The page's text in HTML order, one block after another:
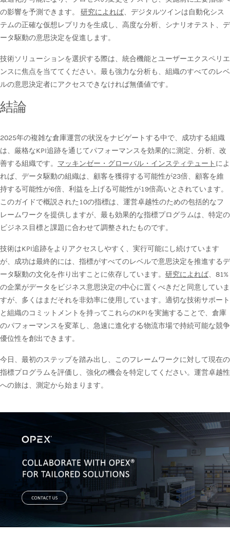
の影響を予測できます。 研究によれば、デジタルツインは自動化シス
テムの正確な仮想レプリカを生成し、高度な分析、シナリオテスト、デ
ータ駆動の意思決定を促進します。
技術ソリューションを選択する際は、統合機能とユーザーエクスペリエ
ンスに焦点を当ててください。最も強力な分析も、組織のすべてのレベ
ルの意思決定者にアクセスできなければ無価値です。
結論
2025年の複雑な倉庫運営の状況をナビゲートする中で、成功する組織
は、厳格なKPI追跡を通じてパフォーマンスを効果的に測定、分析、改
善する組織です。 マッキンゼー・グローバル・インスティテュート によ
れば、データ駆動の組織は、顧客を獲得する可能性が23倍、顧客を維
持する可能性が6倍、利益を上げる可能性が19倍高いとされています。
このガイドで概説された10の指標は、運営卓越性のための包括的なフ
レームワークを提供しますが、最も効果的な指標プログラムは、特定の
ビジネス目標と課題に合わせて調整されたものです。
技術はKPI追跡をよりアクセスしやすく、実行可能にし続けています
が、成功は最終的には、指標がすべてのレベルで意思決定を推進するデ
ータ駆動の文化を作り出すことに依存しています。 研究によれば、81%
の企業がデータをビジネス意思決定の中心に置くべきだと同意していま
すが、多くはまだそれを非効率に使用しています。適切な技術サポート
と組織のコミットメントを持ってこれらのKPIを実施することで、倉庫
のパフォーマンスを変革し、急速に進化する物流市場で持続可能な競争
優位性を創出できます。
今日、最初のステップを踏み出し、このフレームワークに対して現在の
指標プログラムを評価し、強化の機会を特定してください。運営卓越性
への旅は、測定から始まります。